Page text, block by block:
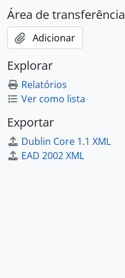
Área de transferência
Adicionar
Explorar
Relatórios
Ver como lista
Exportar
Dublin Core 1.1 XML
EAD 2002 XML